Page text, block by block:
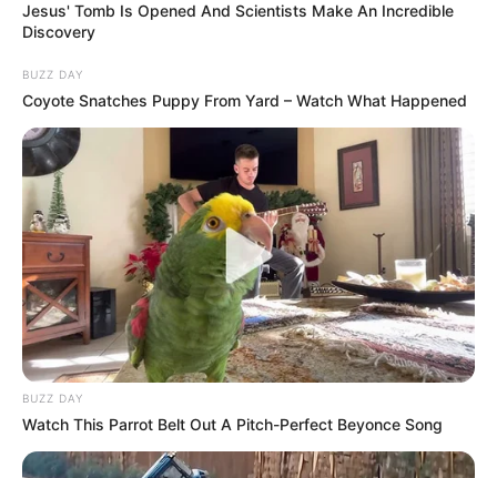
Jesus' Tomb Is Opened And Scientists Make An Incredible
Discovery
BUZZ DAY
Coyote Snatches Puppy From Yard – Watch What Happened
BUZZ DAY
Watch This Parrot Belt Out A Pitch-Perfect Beyonce Song